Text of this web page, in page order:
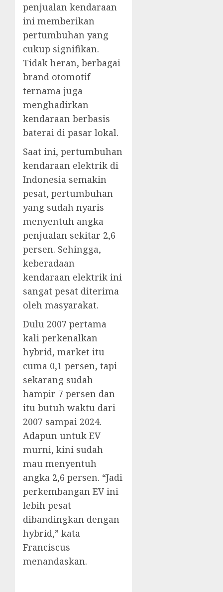
penjualan kendaraan
ini memberikan
pertumbuhan yang
cukup signifikan.
Tidak heran, berbagai
brand otomotif
ternama juga
menghadirkan
kendaraan berbasis
baterai di pasar lokal.
Saat ini, pertumbuhan
kendaraan elektrik di
Indonesia semakin
pesat, pertumbuhan
yang sudah nyaris
menyentuh angka
penjualan sekitar 2,6
persen. Sehingga,
keberadaan
kendaraan elektrik ini
sangat pesat diterima
oleh masyarakat.
Dulu 2007 pertama
kali perkenalkan
hybrid, market itu
cuma 0,1 persen, tapi
sekarang sudah
hampir 7 persen dan
itu butuh waktu dari
2007 sampai 2024.
Adapun untuk EV
murni, kini sudah
mau menyentuh
angka 2,6 persen. “Jadi
perkembangan EV ini
lebih pesat
dibandingkan dengan
hybrid,” kata
Franciscus
menandaskan.